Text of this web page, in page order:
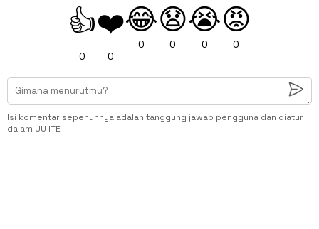
👍
0
❤️
0
😂
0
😧
0
😭
0
😡
0
Isi komentar sepenuhnya adalah tanggung jawab pengguna dan diatur
dalam UU ITE